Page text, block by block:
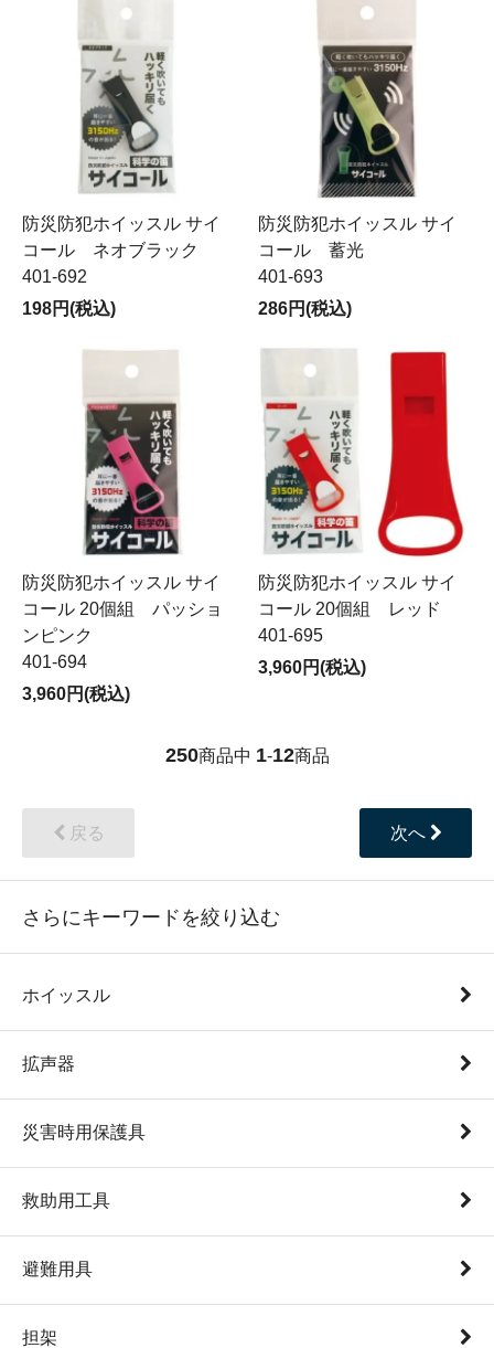
防災防犯ホイッスル サイ
コール ネオブラック
401-692
198円(税込)
防災防犯ホイッスル サイ
コール 蓄光
401-693
286円(税込)
防災防犯ホイッスル サイ
コール 20個組 パッショ
ンピンク
401-694
3,960円(税込)
防災防犯ホイッスル サイ
コール 20個組 レッド
401-695
3,960円(税込)
250商品中 1-12商品
戻る 次へ
さらにキーワードを絞り込む
ホイッスル
拡声器
災害時用保護具
救助用工具
避難用具
担架